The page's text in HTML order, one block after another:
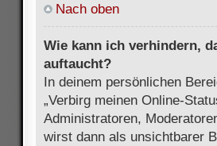
Nach oben
Wie kann ich verhindern,
auftaucht?
In deinem persönlichen
„Verbirg meinen Online-
Administratoren,
wirst dann als unsichtbarer